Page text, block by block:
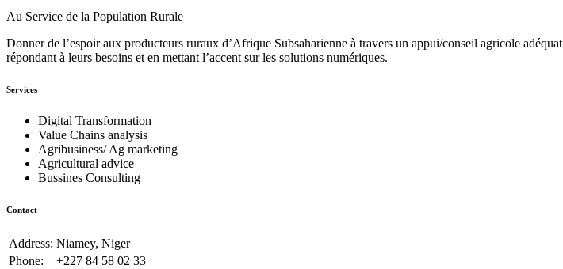
Au Service de la Population Rurale
Donner de l’espoir aux producteurs ruraux d’Afrique Subsaharienne à travers un appui/conseil agricole adéquat
répondant à leurs besoins et en mettant l’accent sur les solutions numériques.
Services
Digital Transformation
Value Chains analysis
Agribusiness/ Ag marketing
Agricultural advice
Bussines Consulting
Contact
Address: Niamey, Niger
Phone:
+227 84 58 02 33